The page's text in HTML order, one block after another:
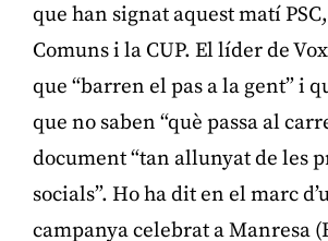
que han signat aquest matí
Comuns i la CUP. El líder de
que “barren el pas a la gent” i
que no saben “què passa al
document “tan allunyat de les
socials”. Ho ha dit en el marc
campanya celebrat a Manresa